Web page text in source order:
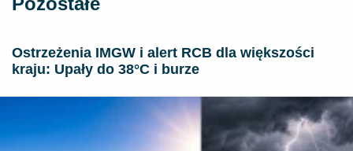
Ostrzeżenia IMGW i alert RCB dla większości
kraju: Upały do 38°C i burze